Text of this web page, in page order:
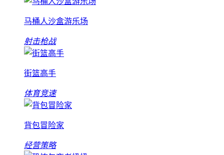
马桶人沙盒游乐场
射击枪战
街篮高手
体育竞速
背包冒险家
经营策略